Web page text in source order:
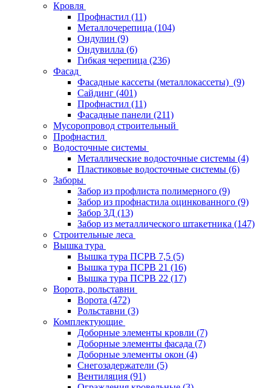
Кровля
Профнастил (11)
Металлочерепица (104)
Ондулин (9)
Ондувилла (6)
Гибкая черепица (236)
Фасад
Фасадные кассеты (металлокассеты) (9)
Сайдинг (401)
Профнастил (11)
Фасадные панели (211)
Мусоропровод строительный
Профнастил
Водосточные системы
Металлические водосточные системы (4)
Пластиковые водосточные системы (6)
Заборы
Забор из профлиста полимерного (9)
Забор из профнастила оцинкованного (9)
Забор 3Д (13)
Забор из металлического штакетника (147)
Строительные леса
Вышка тура
Вышка тура ПСРВ 7,5 (5)
Вышка тура ПСРВ 21 (16)
Вышка тура ПСРВ 22 (17)
Ворота, рольставни
Ворота (472)
Рольставни (3)
Комплектующие
Доборные элементы кровли (7)
Доборные элементы фасада (7)
Доборные элементы окон (4)
Снегозадержатели (5)
Вентиляция (91)